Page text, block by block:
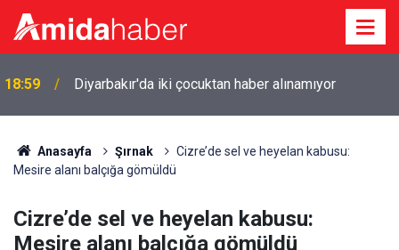
18:59 Diyarbakır'da iki çocuktan haber alınamıyor
Anasayfa Şırnak
Cizre’de sel ve heyelan kabusu:
Mesire alanı balçığa gömüldü
Cizre’de sel ve heyelan kabusu:
Mesire alanı balçığa gömüldü